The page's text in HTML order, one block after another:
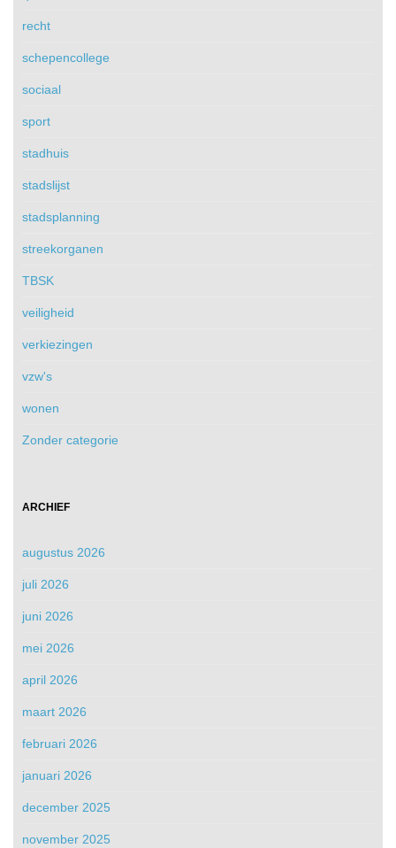
recht
schepencollege
sociaal
sport
stadhuis
stadslijst
stadsplanning
streekorganen
TBSK
veiligheid
verkiezingen
vzw's
wonen
Zonder categorie
ARCHIEF
augustus 2026
juli 2026
juni 2026
mei 2026
april 2026
maart 2026
februari 2026
januari 2026
december 2025
november 2025